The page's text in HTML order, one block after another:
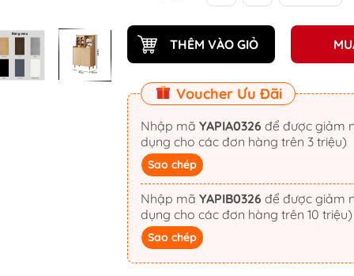
THÊM VÀO GIỎ
Voucher Ưu Đãi
Nhập mã YAPIA0326
dụng cho các đơn hàng trên 3 triệu)
Sao chép
Nhập mã YAPIB0326
dụng cho các đơn hàng trên 10 triệu)
Sao chép